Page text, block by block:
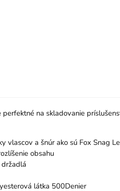
na skladovanie
vlascov a šnúr ako sú Fox Snag
obsahu
látka 500Denier